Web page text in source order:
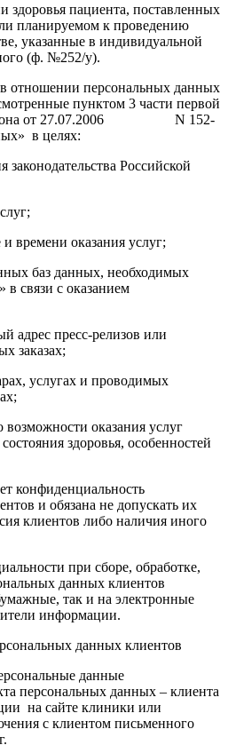
пациента, поставленных
планируемом к проведению
указанные в индивидуальной
(ф. №252/у).
отношении персональных данных
пунктом 3 части первой
закона от 27.07.2006 N 152-
в целях:
Российской
времени оказания услуг;
баз данных, необходимых
связи с оказанием
адрес пресс-релизов или
заказах;
услугах и проводимых
оказания услуг
здоровья, особенностей
конфиденциальность
и обязана не допускать их
клиентов либо наличия иного
при сборе, обработке,
данных клиентов
так и на электронные
информации.
данных клиентов
данные
персональных данных – клиента
на сайте клиники или
с клиентом письменного